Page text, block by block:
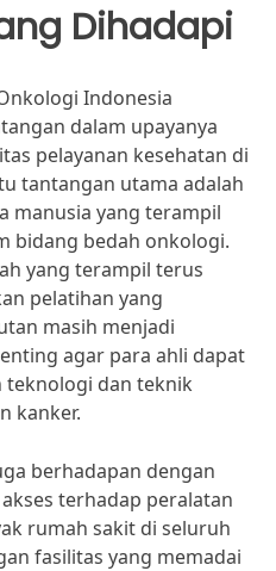
Dihadapi
Indonesia
dalam upayanya
pelayanan kesehatan di
tantangan utama adalah
manusia yang terampil
bidang bedah onkologi.
yang terampil terus
pelatihan yang
masih menjadi
agar para ahli dapat
dan teknik
kanker.
berhadapan dengan
terhadap peralatan
rumah sakit di seluruh
fasilitas yang memadai